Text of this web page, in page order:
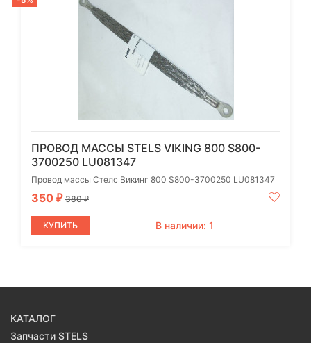
ПРОВОД МАССЫ STELS VIKING 800 S800-
3700250 LU081347
Провод массы Стелс Викинг 800 S800-3700250 LU081347
350 ₽ 380₽
КУПИТЬ В наличии: 1
КАТАЛОГ
Запчасти STELS